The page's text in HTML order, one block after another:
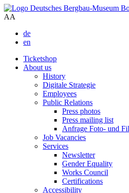
AA
de
en
Ticketshop
About us
History
Digitale Strategie
Employees
Public Relations
Press photos
Press mailing list
Anfrage Foto- und
Job Vacancies
Services
Newsletter
Gender Equality
Works Council
Certifications
Accessibility